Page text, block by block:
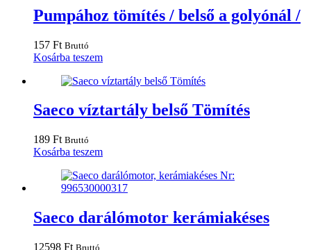
Pumpához tömítés / belső a golyónál /
157 Ft Bruttó
Kosárba teszem
Saeco víztartály belső Tömítés
189 Ft Bruttó
Kosárba teszem
Saeco darálómotor kerámiakéses
12598 Ft Bruttó